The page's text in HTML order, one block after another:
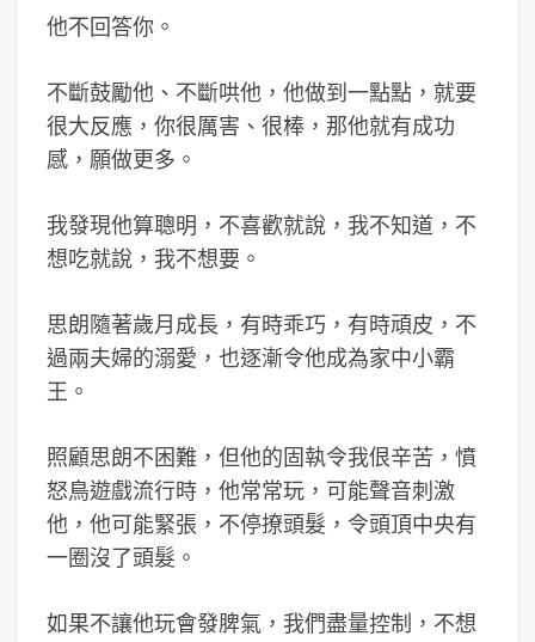
他不回答你。
不斷鼓勵他、不斷哄他，他做到一點點，就要
很大反應，你很厲害、很棒，那他就有成功
感，願做更多。
我發現他算聰明，不喜歡就說，我不知道，不
想吃就說，我不想要。
思朗隨著歲月成長，有時乖巧，有時頑皮，不
過兩夫婦的溺愛，也逐漸令他成為家中小霸
王。
照顧思朗不困難，但他的固執令我佷辛苦，憤
怒鳥遊戲流行時，他常常玩，可能聲音刺激
他，他可能緊張，不停撩頭髮，令頭頂中央有
一圈沒了頭髮。
如果不讓他玩會發脾氣，我們盡量控制，不想